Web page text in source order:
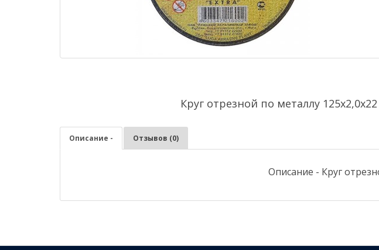
Круг отрезной по металлу
Описание - Отзывов (0)
Описание - Круг